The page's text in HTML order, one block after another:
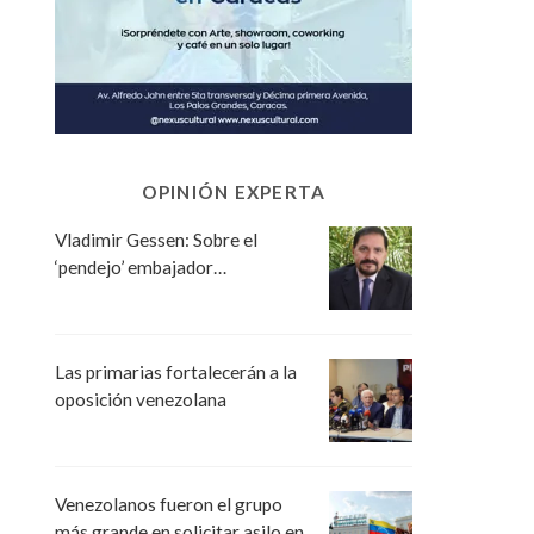
OPINIÓN EXPERTA
Vladimir Gessen: Sobre el
‘pendejo’ embajador…
Las primarias fortalecerán a la
oposición venezolana
Venezolanos fueron el grupo